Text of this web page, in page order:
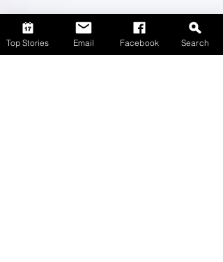
Top Stories Email Facebook Search